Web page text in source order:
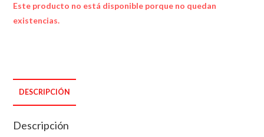
Este producto no está disponible porque no quedan
existencias.
DESCRIPCIÓN
Descripción